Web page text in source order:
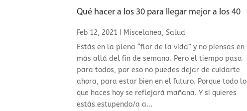
Qué hacer a los 30 para llegar mejor a los 40
Feb 12, 2021 Miscelanea,Salud
Estás en la plena “flor de la vida” y no piensas en
más allá del fin de semana. Pero el tiempo pasa
para todos, por eso no puedes dejar de cuidarte
ahora, para estar bien en el futuro. Porque todo lo
que haces hoy se reflejará mañana. Y si quieres
estás estupendo/a a...